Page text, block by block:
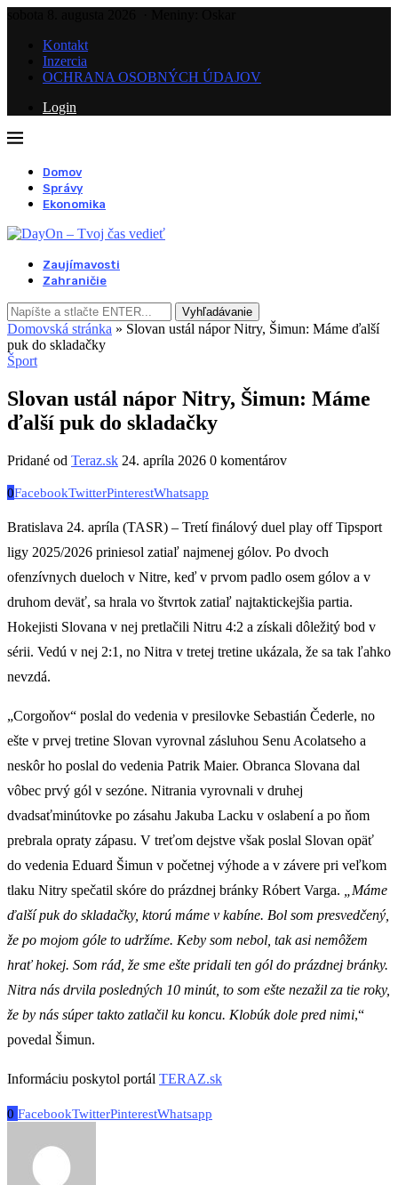
Kontakt
Inzercia
OCHRANA OSOBNÝCH ÚDAJOV
Login
Domov
Správy
Ekonomika
Zaujímavosti
Zahraničie
Vyhľadávanie
Domovská stránka » Slovan ustál nápor Nitry, Šimun: Máme ďalší
puk do skladačky
Šport
Slovan ustál nápor Nitry, Šimun: Máme
ďalší puk do skladačky
Pridané od Teraz.sk 24. apríla 2026 0 komentárov
0FacebookTwitterPinterestWhatsapp
Bratislava 24. apríla (TASR) – Tretí finálový duel play off Tipsport
ligy 2025/2026 priniesol zatiaľ najmenej gólov. Po dvoch
ofenzívnych dueloch v Nitre, keď v prvom padlo osem gólov a v
druhom deväť, sa hrala vo štvrtok zatiaľ najtaktickejšia partia.
Hokejisti Slovana v nej pretlačili Nitru 4:2 a získali dôležitý bod v
sérii. Vedú v nej 2:1, no Nitra v tretej tretine ukázala, že sa tak ľahko
nevzdá.
„Corgoňov“ poslal do vedenia v presilovke Sebastián Čederle, no
ešte v prvej tretine Slovan vyrovnal zásluhou Senu Acolatseho a
neskôr ho poslal do vedenia Patrik Maier. Obranca Slovana dal
vôbec prvý gól v sezóne. Nitrania vyrovnali v druhej
dvadsaťminútovke po zásahu Jakuba Lacku v oslabení a po ňom
prebrala opraty zápasu. V treťom dejstve však poslal Slovan opäť
do vedenia Eduard Šimun v početnej výhode a v závere pri veľkom
tlaku Nitry spečatil skóre do prázdnej bránky Róbert Varga.
„Máme
ďalší puk do skladačky, ktorú máme v kabíne. Bol som presvedčený,
že po mojom góle to udržíme. Keby som nebol, tak asi nemôžem
hrať hokej. Som rád, že sme ešte pridali ten gól do prázdnej bránky.
Nitra nás drvila posledných 10 minút, to som ešte nezažil za tie roky,
že by nás súper takto zatlačil ku koncu. Klobúk dole pred nimi,“
povedal Šimun.
Informáciu poskytol portál TERAZ.sk
0 FacebookTwitterPinterestWhatsapp